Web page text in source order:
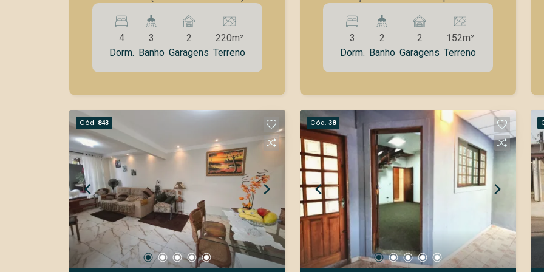
Sala de Jantar -WC Social -Cozinha
Planejada -Lavanderia -Churrasqueira,
Fogão a Lenha -2 Garagens Coberta -
Portão Eletrônico Os proprietários
analizam permuta por apto de 3
4
Dorm.
3
Banho
2
Garagens
220m²
Terreno
porcelanato na parte interna e externa
da casa, as casas possuem
infraestrutura de ar condicionado,
móveis planejados na cozinha, nos 2
dormitórios e suíte, no banheiro da
automatizadas, portão automático, e
com boxes nos banheiros
3
Dorm.
2
Banho
2
Garagens
152m²
Terreno
Cód. 843 Cód. 38